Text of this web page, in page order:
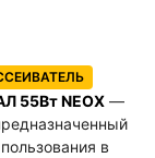
55Вт NEOX —
в